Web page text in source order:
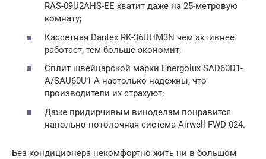
RAS-09U2AHS-EE хватит даже на 25-метровую
комнату;
Кассетная Dantex RK-36UHM3N чем активнее
работает, тем больше экономит;
Сплит швейцарской марки Energolux SAD60D1-
A/SAU60U1-A настолько надежны, что
производители их страхуют;
Даже придирчивым виноделам понравится
напольно-потолочная система Airwell FWD 024.
Без кондиционера некомфортно жить ни в большом